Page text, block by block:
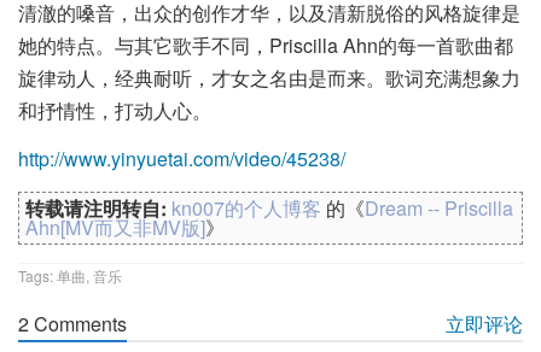
清澈的嗓音，出众的创作才华，以及清新脱俗的风格旋律是
她的特点。与其它歌手不同，Priscilla Ahn的每一首歌曲都
旋律动人，经典耐听，才女之名由是而来。歌词充满想象力
和抒情性，打动人心。
http://www.yinyuetai.com/video/45238/
转载请注明转自: kn007的个人博客 的《Dream -- Priscilla
Ahn[MV而又非MV版]》
Tags:单曲 音乐
2 Comments 立即评论